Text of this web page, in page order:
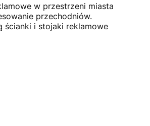
w przestrzeni miasta
przechodniów.
ścianki i stojaki reklamowe